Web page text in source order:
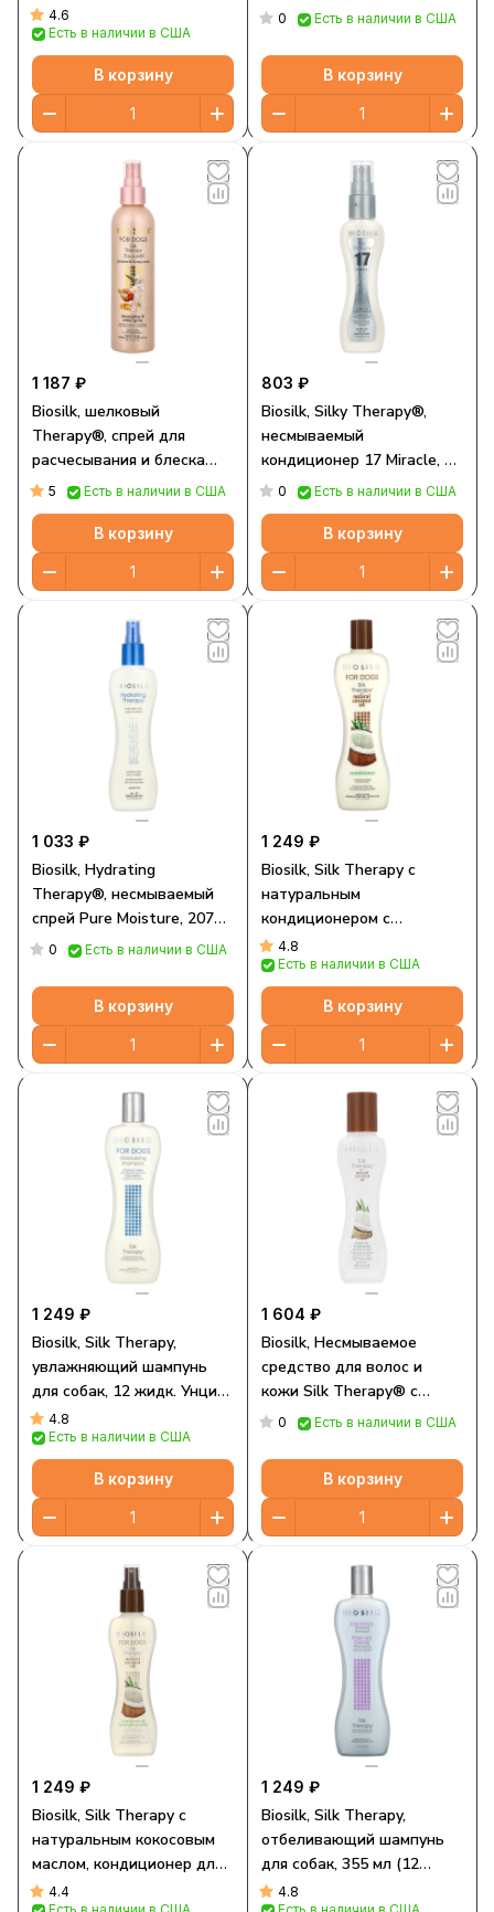
(8 жидк. Унций)
4.6
Есть в наличии в США
В корзину
0 Есть в наличии в США
В корзину
1 187 ₽
Biosilk, шелковый
Therapy®, спрей для
расчесывания и блеска
волос, для собак, жасмин и
мед, 237 мл (8 жидк.
5 Есть в наличии в США
В корзину
803 ₽
Biosilk, Silky Therapy®,
несмываемый
кондиционер 17 Miracle, 67
мл (2,26 жидк. Унции)
0 Есть в наличии в США
В корзину
1 033 ₽
Biosilk, Hydrating
Therapy®, несмываемый
спрей Pure Moisture, 207
мл (7 жидк. Унций)
0 Есть в наличии в США
В корзину
1 249 ₽
Biosilk, Silk Therapy с
натуральным
кондиционером с
кокосовым маслом, для
собак, 355 мл (12 жидк.
Унций)
4.8
Есть в наличии в США
В корзину
1 249 ₽
Biosilk, Silk Therapy,
увлажняющий шампунь
для собак, 12 жидк. Унций
(355 мл)
4.8
Есть в наличии в США
В корзину
1 604 ₽
Biosilk, Несмываемое
средство для волос и
кожи Silk Therapy® с
натуральным кокосовым
Унции)
0 Есть в наличии в США
В корзину
1 249 ₽
Biosilk, Silk Therapy с
натуральным кокосовым
маслом, кондиционер для
распутывания волос, для
4.4
1 249 ₽
Biosilk, Silk Therapy,
отбеливающий шампунь
для собак, 355 мл (12
жидк. Унций)
4.8